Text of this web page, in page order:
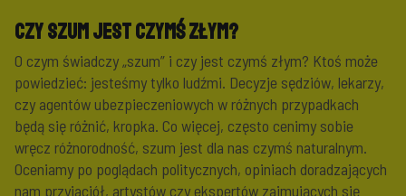
Czy szum jest czymś złym?
O czym świadczy „szum” i czy jest czymś złym? Ktoś może
powiedzieć: jesteśmy tylko ludźmi. Decyzje sędziów, lekarzy,
czy agentów ubezpieczeniowych w różnych przypadkach
będą się różnić, kropka. Co więcej, często cenimy sobie
wręcz różnorodność, szum jest dla nas czymś naturalnym.
Oceniamy po poglądach politycznych, opiniach doradzających
nam przyjaciół, artystów czy ekspertów zajmujących się